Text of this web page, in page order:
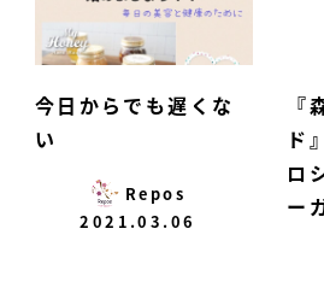
今日からでも遅くな
い
Repos
2021.03.06
『
ド
ロ
ー